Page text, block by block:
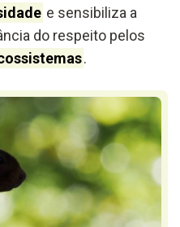
e sensibiliza a
do respeito pelos
.